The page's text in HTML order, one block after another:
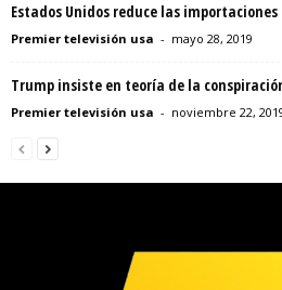
Estados Unidos reduce las importaciones
Premier televisión usa - mayo 28, 2019
Trump insiste en teoría de la
Premier televisión usa - noviembre 22,